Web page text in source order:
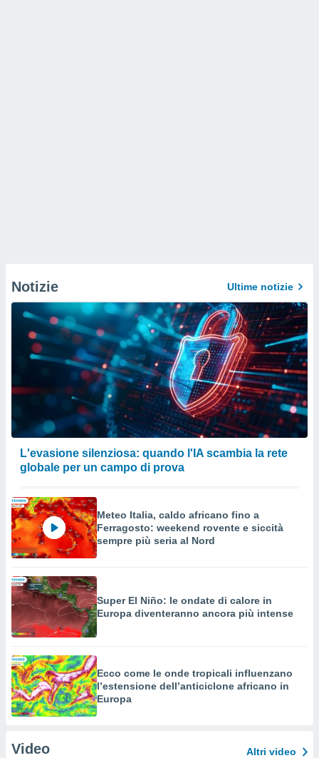
Notizie Ultime notizie
L'evasione silenziosa: quando l'IA scambia la rete
globale per un campo di prova
Meteo Italia, caldo africano fino a
Ferragosto: weekend rovente e siccità
sempre più seria al Nord
Super El Niño: le ondate di calore in
Europa diventeranno ancora più intense
Ecco come le onde tropicali influenzano
l’estensione dell’anticiclone africano in
Europa
Video Altri video